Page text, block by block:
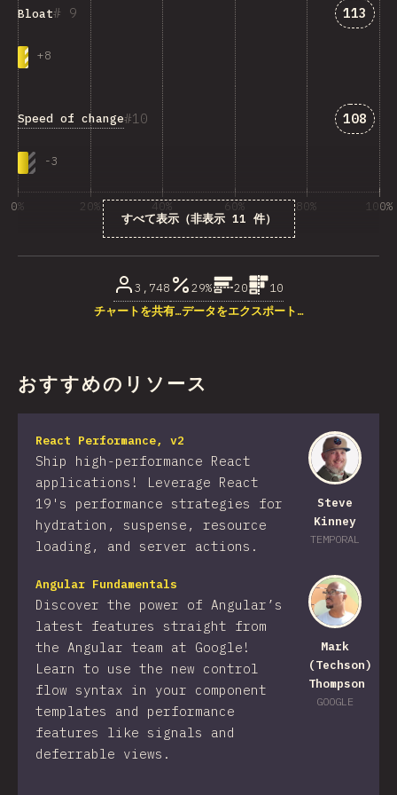
9
Bloat
+8
「Bloat
113
10
Speed of change
-3
「
108
すべて表示（非表示 11 件）
0% 20% 40% 60% 80% 100%
3,748 29% 20
10
チャートを共有…データをエクスポート…
おすすめのリソース
Steve
Kinney
TEMPORAL
React Performance, v2
Ship high-performance React
applications! Leverage React
19's performance strategies for
hydration, suspense, resource
loading, and server actions.
Mark
(Techson)
Thompson
GOOGLE
Angular Fundamentals
Discover the power of Angular’s
latest features straight from
the Angular team at Google!
Learn to use the new control
flow syntax in your component
templates and performance
features like signals and
deferrable views.